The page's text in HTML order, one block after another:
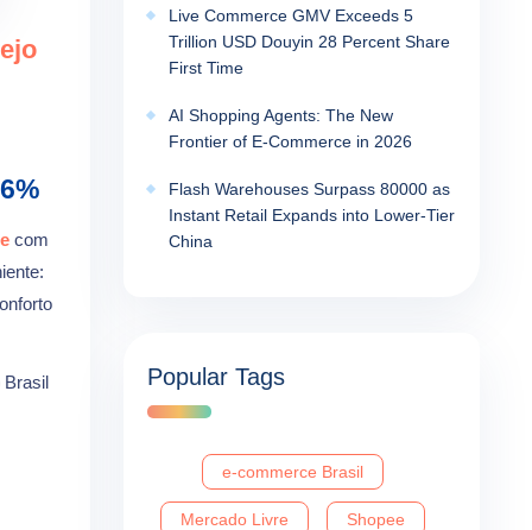
com
Brasil
Live Commerce GMV Exceeds 5
Trillion USD Douyin 28 Percent Share
First Time
AI Shopping Agents: The New
Frontier of E-Commerce in 2026
Flash Warehouses Surpass 80000 as
Instant Retail Expands into Lower-Tier
China
Popular Tags
e-commerce Brasil
Mercado Livre Shopee